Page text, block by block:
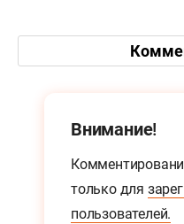
Внимание!
только для
пользователей.